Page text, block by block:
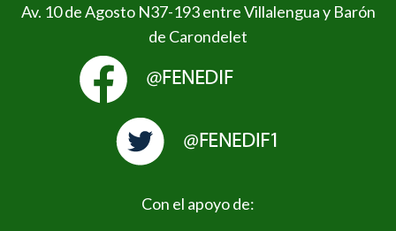
Av. 10 de Agosto N37-193 entre Villalengua y Barón
de Carondelet
Con el apoyo de: